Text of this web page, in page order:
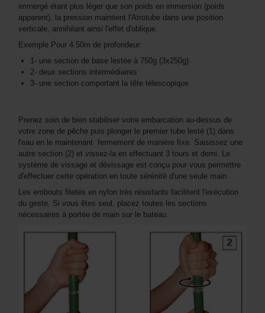
immergé étant plus léger que son poids en immersion (poids
apparent), la pression maintient l'Atrotube dans une position
verticale, annihilant ainsi l'effet d'oblique.
Exemple Pour 4.50m de profondeur:
1- une section de base lestée à 750g (3x250g)
2- deux sections intermédiaires
3- une section comportant la tête télescopique
Prenez soin de bien stabiliser votre embarcation au-dessus de
votre zone de pêche puis plonger le premier tube lesté (1) dans
l'eau en le maintenant fermement de manière fixe. Saisissez une
autre section (2) et vissez-la en effectuant 3 tours et demi. Le
système de vissage et dévissage est conçu pour vous permettre
d'effectuer cette opération en toute sérénité d'une seule main.
Les embouts filetés en nylon très résistants facilitent l'exécution
du geste. Si vous êtes seul, placez toutes les sections
nécessaires à portée de main sur le bateau.